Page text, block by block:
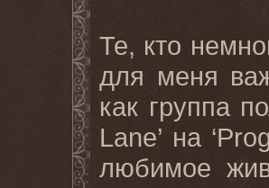
Те, кто
для меня
как группа
Lane’ на ‘
любимое